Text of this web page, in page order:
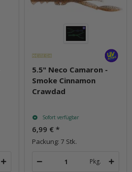
5.5" Neco Camaron -
Smoke Cinnamon
Crawdad
Sofort verfügbar
6,99 € *
Packung: 7 Stk.
Pkg.